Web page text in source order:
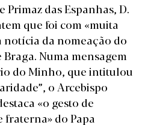
Primaz das Espanhas, D.
que foi com «muita
notícia da nomeação do
Braga. Numa mensagem
do Minho, que intitulou
o Arcebispo
«o gesto de
do Papa